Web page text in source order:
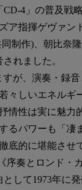
4」の普及戦
ア指揮ゲヴァン
制作)、朝比奈
れました。
が、演奏・録
々しいエネルギ
情性は実に魅力
るパワーも「凄
底的に堪能させ
序奏とロンド・
して1973年に